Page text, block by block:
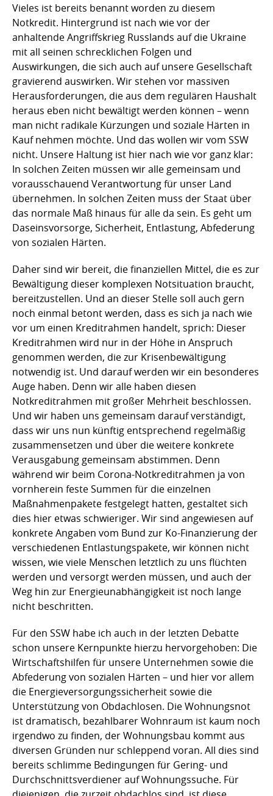
Vieles ist bereits benannt worden zu diesem
Notkredit. Hintergrund ist nach wie vor der
anhaltende Angriffskrieg Russlands auf die Ukraine
mit all seinen schrecklichen Folgen und
Auswirkungen, die sich auch auf unsere Gesellschaft
gravierend auswirken. Wir stehen vor massiven
Herausforderungen, die aus dem regulären Haushalt
heraus eben nicht bewältigt werden können – wenn
man nicht radikale Kürzungen und soziale Härten in
Kauf nehmen möchte. Und das wollen wir vom SSW
nicht. Unsere Haltung ist hier nach wie vor ganz klar:
In solchen Zeiten müssen wir alle gemeinsam und
vorausschauend Verantwortung für unser Land
übernehmen. In solchen Zeiten muss der Staat über
das normale Maß hinaus für alle da sein. Es geht um
Daseinsvorsorge, Sicherheit, Entlastung, Abfederung
von sozialen Härten.
Daher sind wir bereit, die finanziellen Mittel, die es zur
Bewältigung dieser komplexen Notsituation braucht,
bereitzustellen. Und an dieser Stelle soll auch gern
noch einmal betont werden, dass es sich ja nach wie
vor um einen Kreditrahmen handelt, sprich: Dieser
Kreditrahmen wird nur in der Höhe in Anspruch
genommen werden, die zur Krisenbewältigung
notwendig ist. Und darauf werden wir ein besonderes
Auge haben. Denn wir alle haben diesen
Notkreditrahmen mit großer Mehrheit beschlossen.
Und wir haben uns gemeinsam darauf verständigt,
dass wir uns nun künftig entsprechend regelmäßig
zusammensetzen und über die weitere konkrete
Verausgabung gemeinsam abstimmen. Denn
während wir beim Corona-Notkreditrahmen ja von
vornherein feste Summen für die einzelnen
Maßnahmenpakete festgelegt hatten, gestaltet sich
dies hier etwas schwieriger. Wir sind angewiesen auf
konkrete Angaben vom Bund zur Ko-Finanzierung der
verschiedenen Entlastungspakete, wir können nicht
wissen, wie viele Menschen letztlich zu uns flüchten
werden und versorgt werden müssen, und auch der
Weg hin zur Energieunabhängigkeit ist noch lange
nicht beschritten.
Für den SSW habe ich auch in der letzten Debatte
schon unsere Kernpunkte hierzu hervorgehoben: Die
Wirtschaftshilfen für unsere Unternehmen sowie die
Abfederung von sozialen Härten – und hier vor allem
die Energieversorgungssicherheit sowie die
Unterstützung von Obdachlosen. Die Wohnungsnot
ist dramatisch, bezahlbarer Wohnraum ist kaum noch
irgendwo zu finden, der Wohnungsbau kommt aus
diversen Gründen nur schleppend voran. All dies sind
bereits schlimme Bedingungen für Gering- und
Durchschnittsverdiener auf Wohnungssuche. Für